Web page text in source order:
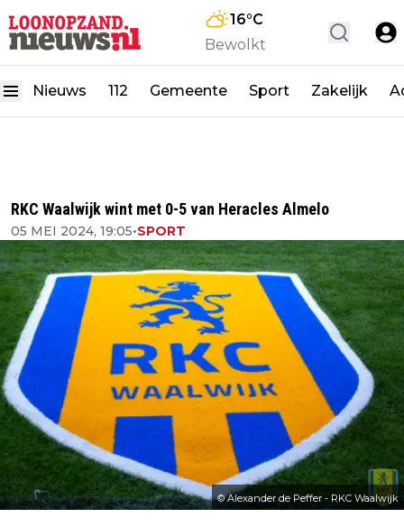
16°C
Bewolkt
Nieuws 112 Gemeente Sport Zakelijk
RKC Waalwijk wint met 0-5 van Heracles Almelo
05 MEI 2024, 19:05•SPORT
© Alexander de Peffer - RKC Waalwijk